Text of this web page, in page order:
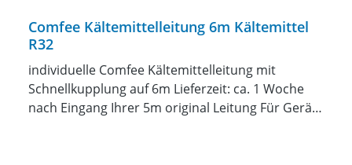
Comfee Kältemittelleitung 6m Kältemittel
R32
individuelle Comfee Kältemittelleitung mit
Schnellkupplung auf 6m Lieferzeit: ca. 1 Woche
nach Eingang Ihrer 5m original Leitung Für Geräte